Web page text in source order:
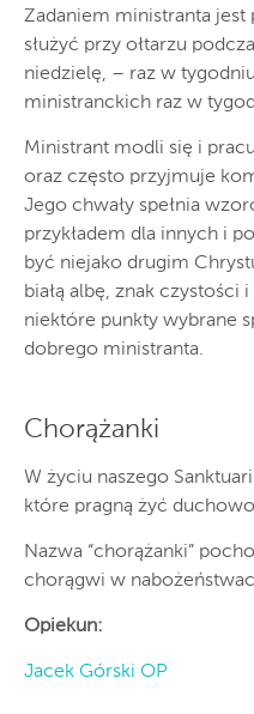
Zadaniem ministranta jest
służyć przy ołtarzu
niedzielę, – raz w
ministranckich raz w
Ministrant modli się i
oraz często przyjmuje
Jego chwały spełnia
przykładem dla innych i
być niejako drugim
białą albę, znak czystości
niektóre punkty wybrane
dobrego ministranta.
Chorążanki
W życiu naszego
które pragną żyć
Nazwa “chorążanki”
chorągwi w
Opiekun:
Jacek Górski OP